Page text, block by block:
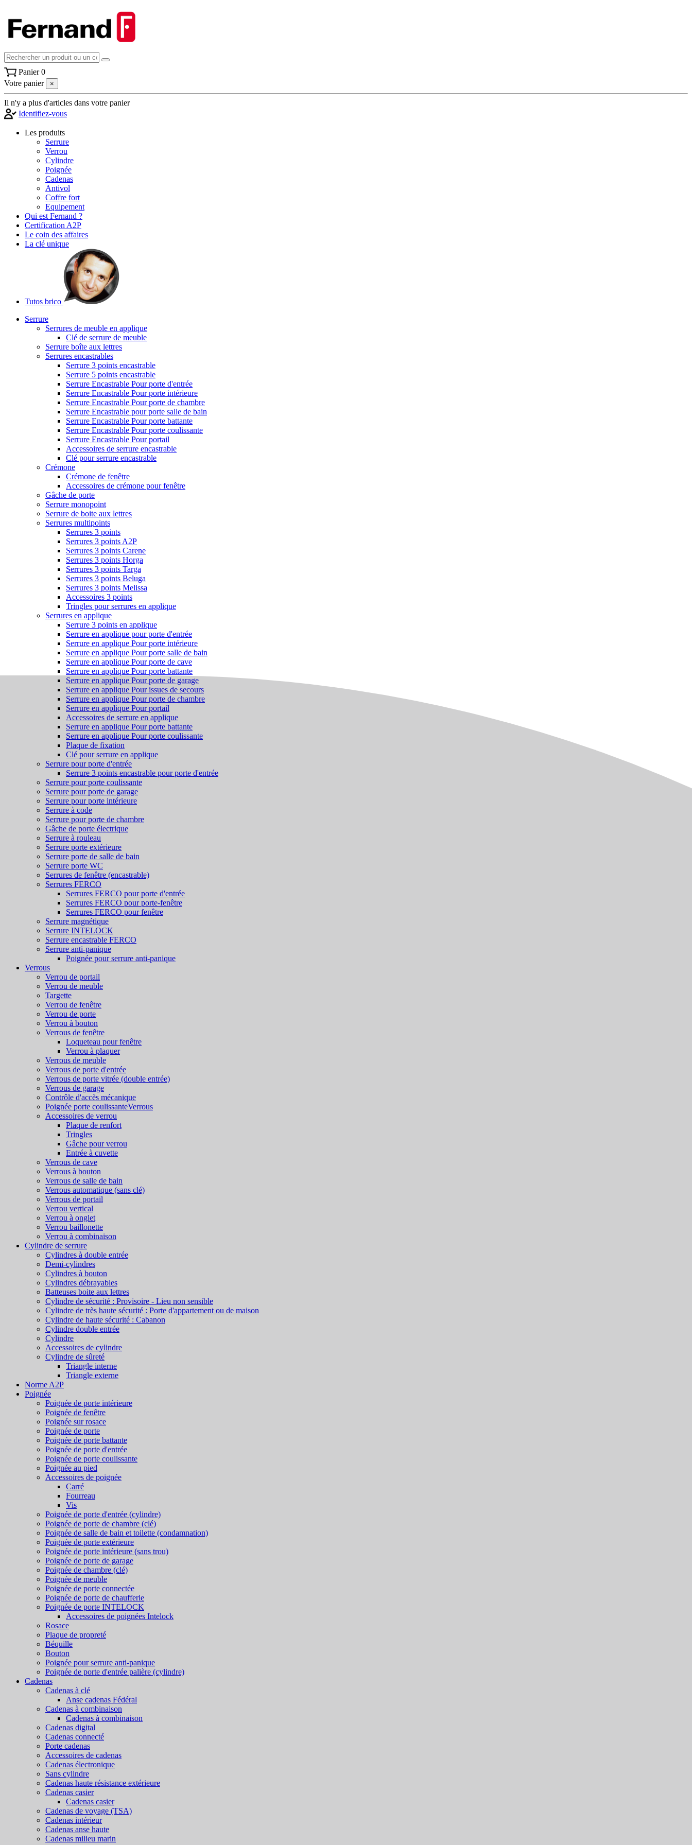
Panier 0
Votre panier
×
Il n'y a plus d'articles dans votre panier
Identifiez-vous
Les produits
Serrure
Verrou
Cylindre
Poignée
Cadenas
Antivol
Coffre fort
Equipement
Qui est Fernand ?
Certification A2P
Le coin des affaires
La clé unique
Tutos brico
Serrure
Serrures de meuble en applique
Clé de serrure de meuble
Serrure boîte aux lettres
Serrures encastrables
Serrure 3 points encastrable
Serrure 5 points encastrable
Serrure Encastrable Pour porte d'entrée
Serrure Encastrable Pour porte intérieure
Serrure Encastrable Pour porte de chambre
Serrure Encastrable pour porte salle de bain
Serrure Encastrable Pour porte battante
Serrure Encastrable Pour porte coulissante
Serrure Encastrable Pour portail
Accessoires de serrure encastrable
Clé pour serrure encastrable
Crémone
Crémone de fenêtre
Accessoires de crémone pour fenêtre
Gâche de porte
Serrure monopoint
Serrure de boite aux lettres
Serrures multipoints
Serrures 3 points
Serrures 3 points A2P
Serrures 3 points Carene
Serrures 3 points Horga
Serrures 3 points Targa
Serrures 3 points Beluga
Serrures 3 points Melissa
Accessoires 3 points
Tringles pour serrures en applique
Serrures en applique
Serrure 3 points en applique
Serrure en applique pour porte d'entrée
Serrure en applique Pour porte intérieure
Serrure en applique Pour porte salle de bain
Serrure en applique Pour porte de cave
Serrure en applique Pour porte battante
Serrure en applique Pour porte de garage
Serrure en applique Pour issues de secours
Serrure en applique Pour porte de chambre
Serrure en applique Pour portail
Accessoires de serrure en applique
Serrure en applique Pour porte battante
Serrure en applique Pour porte coulissante
Plaque de fixation
Clé pour serrure en applique
Serrure pour porte d'entrée
Serrure 3 points encastrable pour porte d'entrée
Serrure pour porte coulissante
Serrure pour porte de garage
Serrure pour porte intérieure
Serrure à code
Serrure pour porte de chambre
Gâche de porte électrique
Serrure à rouleau
Serrure porte extérieure
Serrure porte de salle de bain
Serrure porte WC
Serrures de fenêtre (encastrable)
Serrures FERCO
Serrures FERCO pour porte d'entrée
Serrures FERCO pour porte-fenêtre
Serrures FERCO pour fenêtre
Serrure magnétique
Serrure INTELOCK
Serrure encastrable FERCO
Serrure anti-panique
Poignée pour serrure anti-panique
Verrous
Verrou de portail
Verrou de meuble
Targette
Verrou de fenêtre
Verrou de porte
Verrou à bouton
Verrous de fenêtre
Loqueteau pour fenêtre
Verrou à plaquer
Verrous de meuble
Verrous de porte d'entrée
Verrous de porte vitrée (double entrée)
Verrous de garage
Contrôle d'accès mécanique
Poignée porte coulissanteVerrous
Accessoires de verrou
Plaque de renfort
Tringles
Gâche pour verrou
Entrée à cuvette
Verrous de cave
Verrous à bouton
Verrous de salle de bain
Verrous automatique (sans clé)
Verrous de portail
Verrou vertical
Verrou à onglet
Verrou baillonette
Verrou à combinaison
Cylindre de serrure
Cylindres à double entrée
Demi-cylindres
Cylindres à bouton
Cylindres débrayables
Batteuses boite aux lettres
Cylindre de sécurité : Provisoire - Lieu non sensible
Cylindre de très haute sécurité : Porte d'appartement ou de maison
Cylindre de haute sécurité : Cabanon
Cylindre double entrée
Cylindre
Accessoires de cylindre
Cylindre de sûreté
Triangle interne
Triangle externe
Norme A2P
Poignée
Poignée de porte intérieure
Poignée de fenêtre
Poignée sur rosace
Poignée de porte
Poignée de porte battante
Poignée de porte d'entrée
Poignée de porte coulissante
Poignée au pied
Accessoires de poignée
Carré
Fourreau
Vis
Poignée de porte d'entrée (cylindre)
Poignée de porte de chambre (clé)
Poignée de salle de bain et toilette (condamnation)
Poignée de porte extérieure
Poignée de porte intérieure (sans trou)
Poignée de porte de garage
Poignée de chambre (clé)
Poignée de meuble
Poignée de porte connectée
Poignée de porte de chaufferie
Poignée de porte INTELOCK
Accessoires de poignées Intelock
Rosace
Plaque de propreté
Béquille
Bouton
Poignée pour serrure anti-panique
Poignée de porte d'entrée palière (cylindre)
Cadenas
Cadenas à clé
Anse cadenas Fédéral
Cadenas à combinaison
Cadenas à combinaison
Cadenas digital
Cadenas connecté
Porte cadenas
Accessoires de cadenas
Cadenas électronique
Sans cylindre
Cadenas haute résistance extérieure
Cadenas casier
Cadenas casier
Cadenas de voyage (TSA)
Cadenas intérieur
Cadenas anse haute
Cadenas milieu marin